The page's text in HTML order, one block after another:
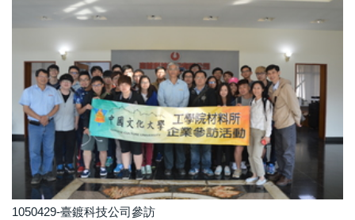
1050429-臺鍍科技公司參訪